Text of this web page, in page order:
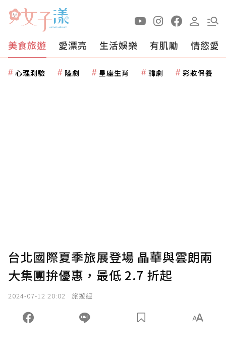
美食旅遊 愛漂亮 生活娛樂 有肌勵 情慾愛
心理測驗 陸劇 星座生肖 韓劇 彩妝保養
台北國際夏季旅展登場 晶華與雲朗兩
大集團拚優惠，最低 2.7 折起
2024-07-12 20:02 旅遊經